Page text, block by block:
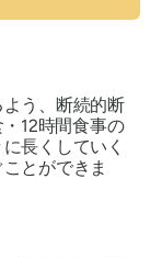
う、断続的断
12時間食事の
長くしていく
とができま